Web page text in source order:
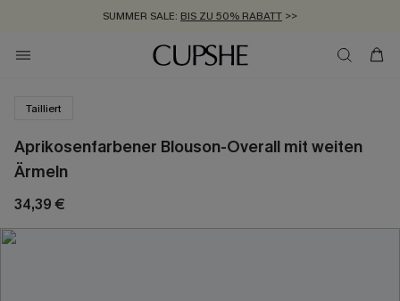
SUMMER SALE: BIS ZU 50% RABATT >>
ZUM NEWSLETTER:BIS ZU -20% EXTRA ERHALTEN
KOSTENLOSER VERSAND AB 89 €
Tailliert
Aprikosenfarbener Blouson-Overall mit weiten
Ärmeln
34,39 €